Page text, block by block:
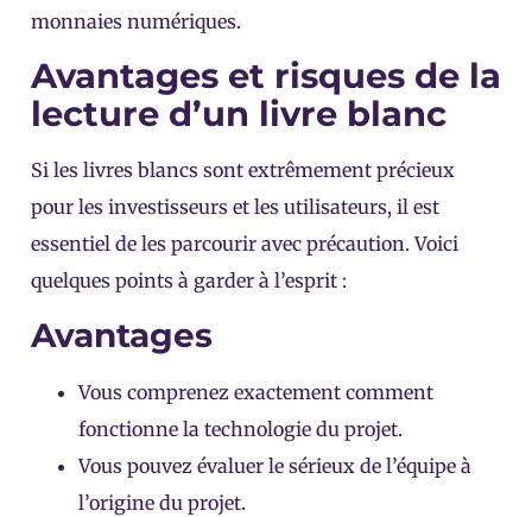
monnaies numériques.
Avantages et risques de la
lecture d’un livre blanc
Si les livres blancs sont extrêmement précieux
pour les investisseurs et les utilisateurs, il est
essentiel de les parcourir avec précaution. Voici
quelques points à garder à l’esprit :
Avantages
Vous comprenez exactement comment
fonctionne la technologie du projet.
Vous pouvez évaluer le sérieux de l’équipe à
l’origine du projet.